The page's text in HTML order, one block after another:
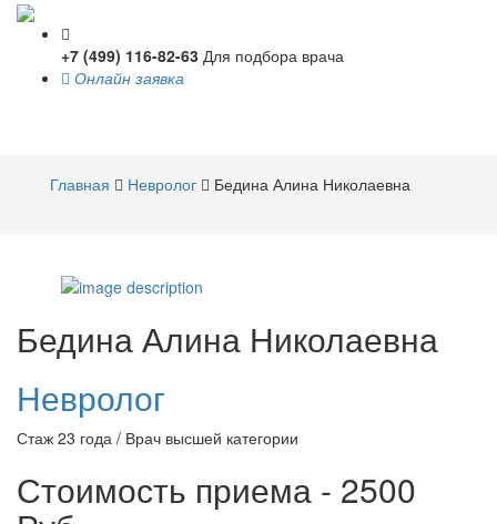
+7 (499) 116-82-63 Для подбора врача
Онлайн заявка
Главная
Невролог Бедина Алина Николаевна
БединаАлина Николаевна
Невролог
Стаж 23 года / Врач высшей категории
Стоимость приема - 2500